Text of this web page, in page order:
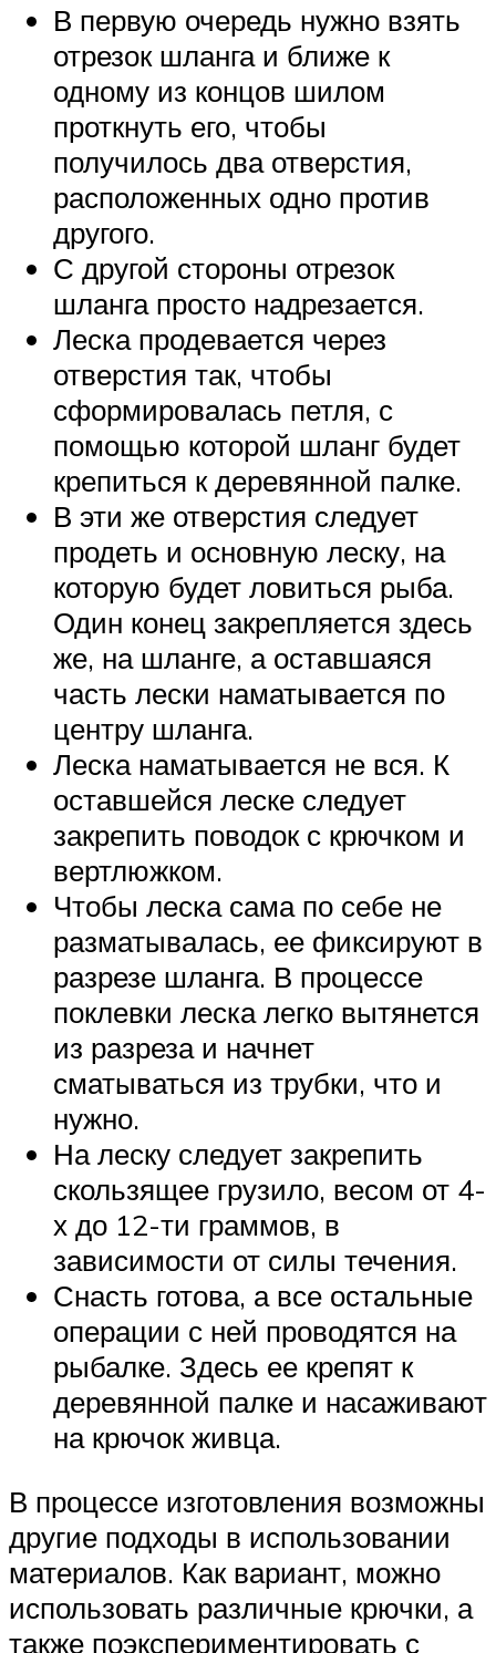
В первую очередь нужно взять
отрезок шланга и ближе к
одному из концов шилом
проткнуть его, чтобы
получилось два отверстия,
расположенных одно против
другого.
С другой стороны отрезок
шланга просто надрезается.
Леска продевается через
отверстия так, чтобы
сформировалась петля, с
помощью которой шланг будет
крепиться к деревянной палке.
В эти же отверстия следует
продеть и основную леску, на
которую будет ловиться рыба.
Один конец закрепляется здесь
же, на шланге, а оставшаяся
часть лески наматывается по
центру шланга.
Леска наматывается не вся. К
оставшейся леске следует
закрепить поводок с крючком и
вертлюжком.
Чтобы леска сама по себе не
разматывалась, ее фиксируют в
разрезе шланга. В процессе
поклевки леска легко вытянется
из разреза и начнет
сматываться из трубки, что и
нужно.
На леску следует закрепить
скользящее грузило, весом от 4-
х до 12-ти граммов, в
зависимости от силы течения.
Снасть готова, а все остальные
операции с ней проводятся на
рыбалке. Здесь ее крепят к
деревянной палке и насаживают
на крючок живца.
В процессе изготовления возможны
другие подходы в использовании
материалов. Как вариант, можно
использовать различные крючки, а
также поэкспериментировать с